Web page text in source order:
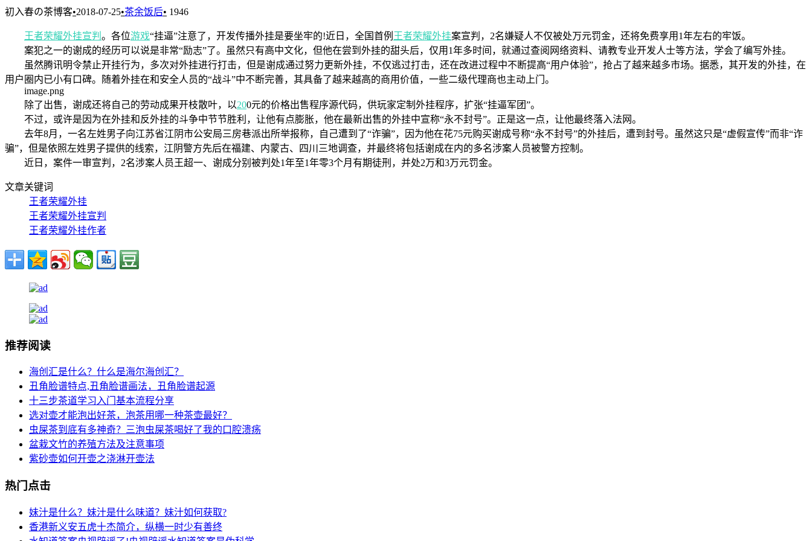
初入春の茶博客•2018-07-25•茶余饭后• 1946
王者荣耀外挂宣判 。各位游戏“挂逼”注意了，开发传播外挂是要坐牢的!近日，全国首例 王者荣耀外挂案宣判，2名嫌疑人不仅被处万元罚金，还将免费享用1年左右的牢饭。
案犯之一的谢成的经历可以说是非常“励志”了。虽然只有高中文化，但他在尝到外挂的甜头后，仅用1年多时间，就通过查阅网络资料、请教专业开发人士等方法，学会了编写外挂。
虽然腾讯明令禁止开挂行为，多次对外挂进行打击，但是谢成通过努力更新外挂，不仅逃过打击，还在改进过程中不断提高“用户体验”，抢占了越来越多市场。据悉，其开发的外挂，在
用户圈内已小有口碑。随着外挂在和安全人员的“战斗”中不断完善，其具备了越来越高的商用价值，一些二级代理商也主动上门。
image.png
除了出售，谢成还将自己的劳动成果开枝散叶，以200元的价格出售程序源代码，供玩家定制外挂程序，扩张“挂逼军团”。
不过，或许是因为在外挂和反外挂的斗争中节节胜利，让他有点膨胀，他在最新出售的外挂中宣称“永不封号”。正是这一点，让他最终落入法网。
去年8月，一名左姓男子向江苏省江阴市公安局三房巷派出所举报称，自己遭到了“诈骗”，因为他在花75元购买谢成号称“永不封号”的外挂后，遭到封号。虽然这只是“虚假宣传”而非“诈
骗”，但是依照左姓男子提供的线索，江阴警方先后在福建、内蒙古、四川三地调查，并最终将包括谢成在内的多名涉案人员被警方控制。
近日，案件一审宣判，2名涉案人员王超一、谢成分别被判处1年至1年零3个月有期徒刑，并处2万和3万元罚金。
文章关键词
王者荣耀外挂
王者荣耀外挂宣判
王者荣耀外挂作者
推荐阅读
海创汇是什么？什么是海尔海创汇？
丑角脸谱特点,丑角脸谱画法，丑角脸谱起源
十三步茶道学习入门基本流程分享
选对壶才能泡出好茶，泡茶用哪一种茶壶最好？
虫屎茶到底有多神奇？三泡虫屎茶喝好了我的口腔溃疡
盆栽文竹的养殖方法及注意事项
紫砂壶如何开壶之浇淋开壶法
热门点击
妹汁是什么？妹汁是什么味道？妹汁如何获取?
香港新义安五虎十杰简介，纵横一时少有善终